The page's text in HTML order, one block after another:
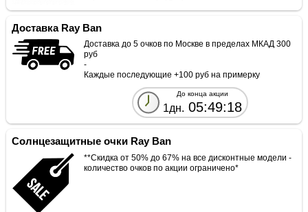
Доставка Ray Ban
Доставка до 5 очков по Москве в пределах МКАД 300
руб
-
Каждые последующие +100 руб на примерку
До конца акции
1дн. 05:49:18
Солнцезащитные очки Ray Ban
**Скидка от 50% до 67% на все дисконтные модели -
количество очков по акции ограничено*